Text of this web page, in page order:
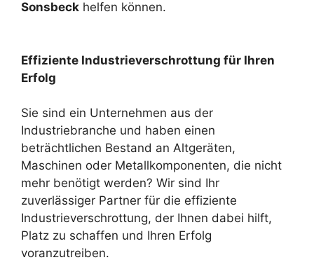
Sonsbeck helfen können.
Effiziente Industrieverschrottung für Ihren
Erfolg
Sie sind ein Unternehmen aus der
Industriebranche und haben einen
beträchtlichen Bestand an Altgeräten,
Maschinen oder Metallkomponenten, die nicht
mehr benötigt werden? Wir sind Ihr
zuverlässiger Partner für die effiziente
Industrieverschrottung, der Ihnen dabei hilft,
Platz zu schaffen und Ihren Erfolg
voranzutreiben.